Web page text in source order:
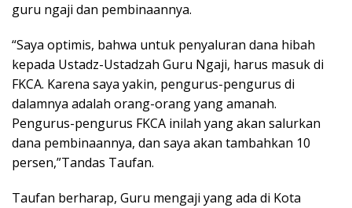
guru ngaji dan pembinaannya.
“Saya optimis, bahwa untuk penyaluran dana hibah
kepada Ustadz-Ustadzah Guru Ngaji, harus masuk di
FKCA. Karena saya yakin, pengurus-pengurus di
dalamnya adalah orang-orang yang amanah.
Pengurus-pengurus FKCA inilah yang akan salurkan
dana pembinaannya, dan saya akan tambahkan 10
persen,”Tandas Taufan.
Taufan berharap, Guru mengaji yang ada di Kota